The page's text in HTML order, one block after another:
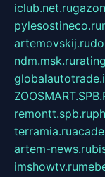
iclub.net.ru
pylesostineco.ru
artemovskij.ru
ndm.msk.ru
remontt.spb.ru
terramia.ru
artem-news.ru
imshowtv.ru